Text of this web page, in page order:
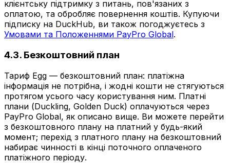
клієнтську підтримку з питань, пов'язаних з
оплатою, та обробляє повернення коштів. Купуючи
підписку на DuckHub, ви також погоджуєтесь з
Умовами та Положеннями PayPro Global.
4.3. Безкоштовний план
Тариф Egg — безкоштовний план: платіжна
інформація не потрібна, і жодні кошти не стягуються
протягом усього часу користування ним. Платні
плани (Duckling, Golden Duck) оплачуються через
PayPro Global, як описано вище. Ви можете перейти
з безкоштовного плану на платний у будь-який
момент; перехід з платного плану на безкоштовний
набирає чинності в кінці поточного оплаченого
платіжного періоду.